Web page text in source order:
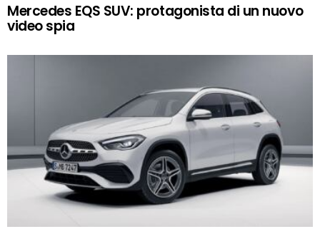
Mercedes EQS SUV: protagonista di un nuovo
video spia